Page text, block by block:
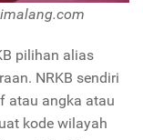
pilihan alias
NRKB sendiri
atau angka atau
kode wilayah